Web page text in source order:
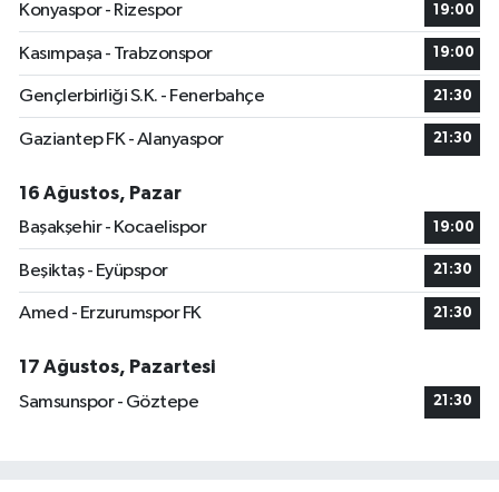
Konyaspor - Rizespor
19:00
Kasımpaşa - Trabzonspor 19:00
Gençlerbirliği S.K. - Fenerbahçe 21:30
Gaziantep FK - Alanyaspor 21:30
16 Ağustos, Pazar
Başakşehir - Kocaelispor
19:00
Beşiktaş - Eyüpspor 21:30
Amed - Erzurumspor FK 21:30
17 Ağustos, Pazartesi
Samsunspor - Göztepe
21:30